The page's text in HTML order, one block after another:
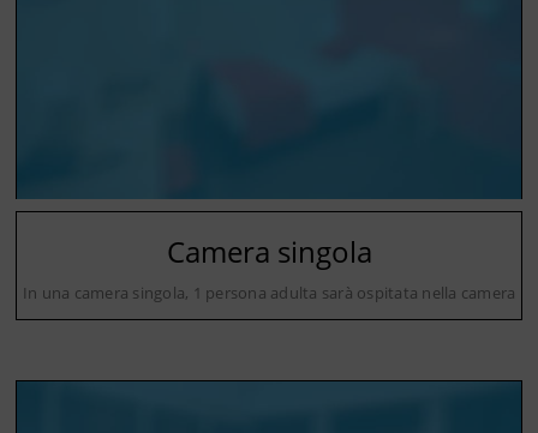
Camera singola
In una camera singola, 1 persona adulta sarà ospitata nella camera